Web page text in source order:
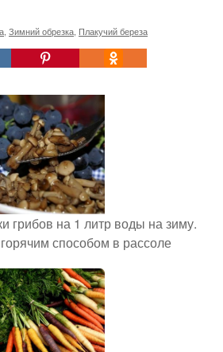
Зимний обрезка Плакучий береза
грибов на 1 литр воды на зиму.
способом в рассоле